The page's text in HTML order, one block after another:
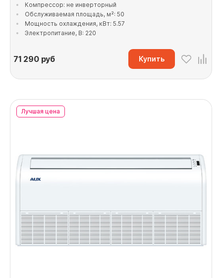
Компрессор: не инверторный
Обслуживаемая площадь, м²: 50
Мощность охлаждения, кВт: 5.57
Электропитание, В: 220
71 290руб Купить
Лучшая цена